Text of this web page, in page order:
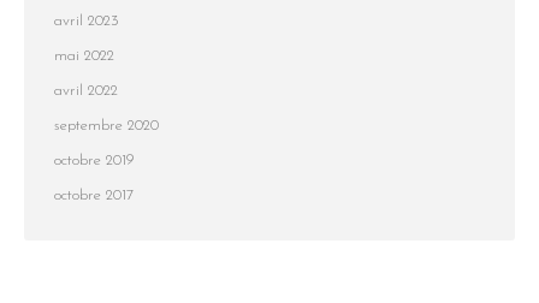
avril 2023
mai 2022
avril 2022
septembre 2020
octobre 2019
octobre 2017